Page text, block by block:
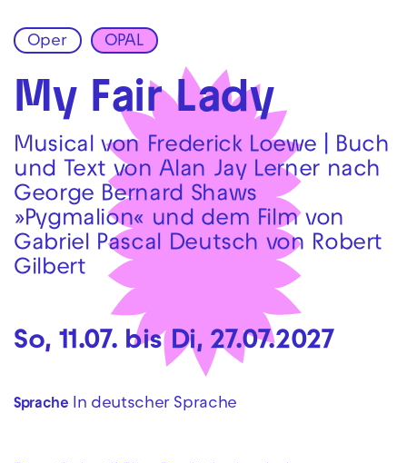
Zur Hauptnavigation springen
Zum Hauptinhalt springen Zum Footer springen
Oper OPAL
My Fair Lady
Musical von Frederick Loewe | Buch
und Text von Alan Jay Lerner nach
George Bernard Shaws
»Pygmalion« und dem Film von
Gabriel Pascal Deutsch von Robert
Gilbert
So, 11.07. bis Di, 27.07.2027
Sprache In deutscher Sprache